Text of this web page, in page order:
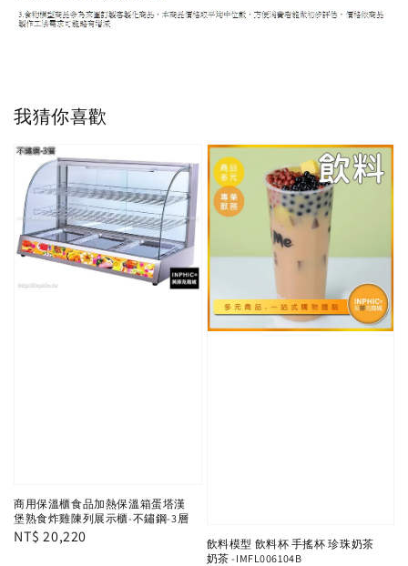
我猜你喜歡
商用保溫櫃食品加熱保溫箱蛋塔漢
堡熟食炸雞陳列展示櫃-不鏽鋼-3層
Regular
NT$ 20,220
飲料模型 飲料杯 手搖杯 珍珠奶茶
奶茶 -IMFL006104B